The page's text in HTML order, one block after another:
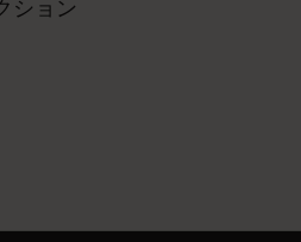
ション